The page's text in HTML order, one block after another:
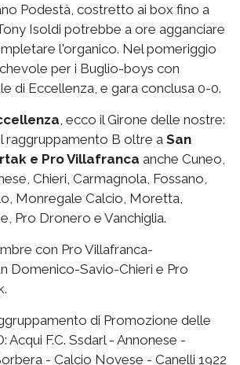
Podestà, costretto ai box fino a
Isoldi potrebbe a ore agganciare
l'organico. Nel pomeriggio
per i Buglio-boys con
di Eccellenza, e gara conclusa 0-0.
, ecco il Girone delle nostre:
raggruppamento B oltre a San
e Pro Villafranca anche Cuneo,
Chieri, Carmagnola, Fossano,
Monregale Calcio, Moretta,
Pro Dronero e Vanchiglia.
con Pro Villafranca-
Domenico-Savio-Chieri e Pro
di Promozione delle
Acqui F.C. Ssdarl - Annonese -
- Calcio Novese - Canelli 1922